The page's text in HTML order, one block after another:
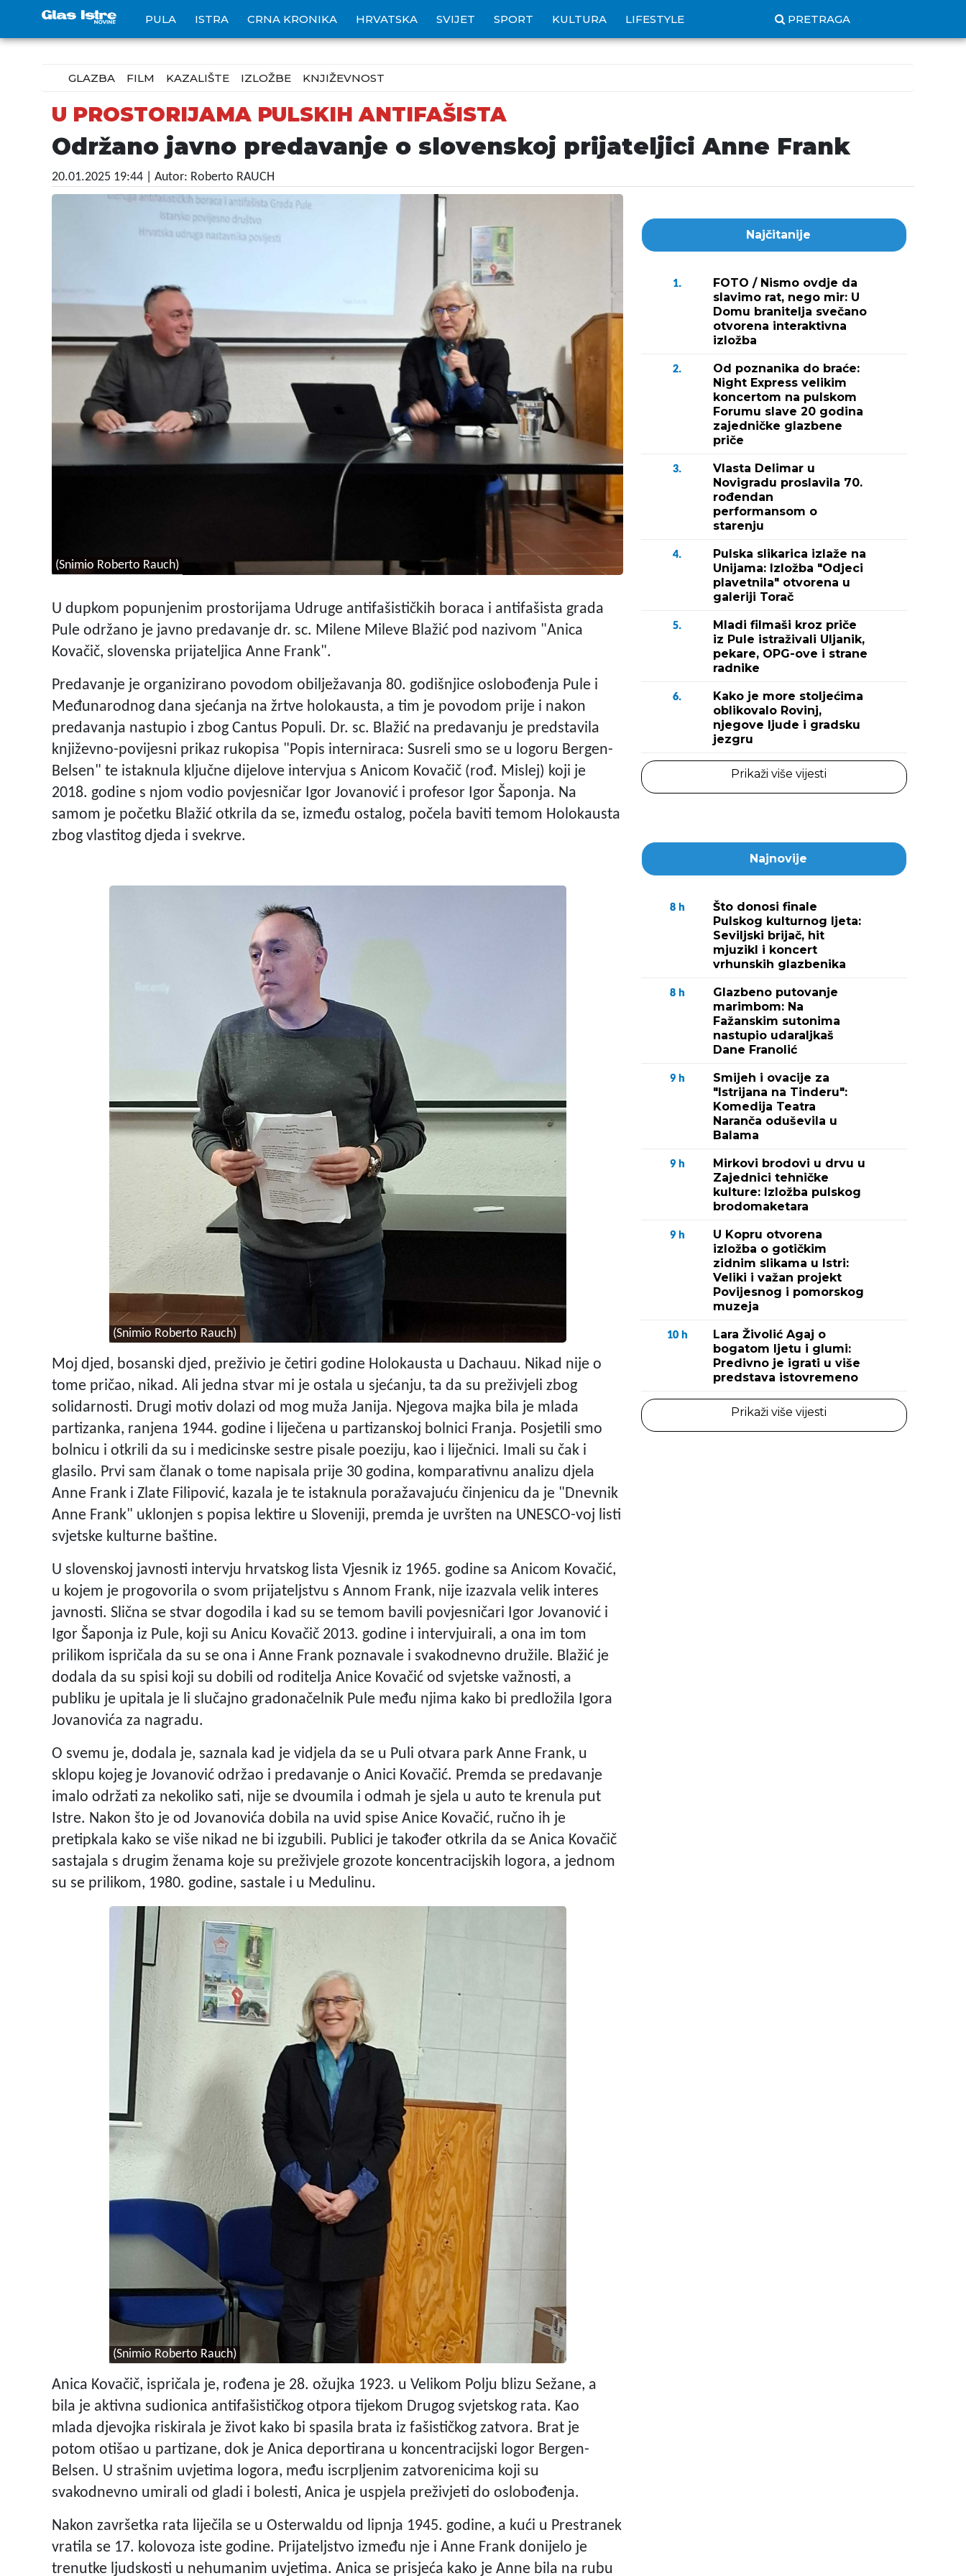
PULA ISTRA CRNA KRONIKA HRVATSKA SVIJET SPORT KULTURA LIFESTYLE PRETRAGA
GLAZBA FILM KAZALIŠTE IZLOŽBE KNJIŽEVNOST
U PROSTORIJAMA PULSKIH ANTIFAŠISTA
Održano javno predavanje o slovenskoj prijateljici Anne Frank
20.01.2025 19:44 | Autor: Roberto RAUCH
(Snimio Roberto Rauch)
U dupkom popunjenim prostorijama Udruge antifašističkih boraca i antifašista grada
Pule održano je javno predavanje dr. sc. Milene Mileve Blažić pod nazivom "Anica
Kovačič, slovenska prijateljica Anne Frank".
Predavanje je organizirano povodom obilježavanja 80. godišnjice oslobođenja Pule i
Međunarodnog dana sjećanja na žrtve holokausta, a tim je povodom prije i nakon
predavanja nastupio i zbog Cantus Populi. Dr. sc. Blažić na predavanju je predstavila
književno-povijesni prikaz rukopisa "Popis interniraca: Susreli smo se u logoru Bergen-
Belsen" te istaknula ključne dijelove intervjua s Anicom Kovačič (rođ. Mislej) koji je
2018. godine s njom vodio povjesničar Igor Jovanović i profesor Igor Šaponja. Na
samom je početku Blažić otkrila da se, između ostalog, počela baviti temom Holokausta
zbog vlastitog djeda i svekrve.
(Snimio Roberto Rauch)
Moj djed, bosanski djed, preživio je četiri godine Holokausta u Dachauu. Nikad nije o
tome pričao, nikad. Ali jedna stvar mi je ostala u sjećanju, ta da su preživjeli zbog
solidarnosti. Drugi motiv dolazi od mog muža Janija. Njegova majka bila je mlada
partizanka, ranjena 1944. godine i liječena u partizanskoj bolnici Franja. Posjetili smo
bolnicu i otkrili da su i medicinske sestre pisale poeziju, kao i liječnici. Imali su čak i
glasilo. Prvi sam članak o tome napisala prije 30 godina, komparativnu analizu djela
Anne Frank i Zlate Filipović, kazala je te istaknula poražavajuću činjenicu da je "Dnevnik
Anne Frank" uklonjen s popisa lektire u Sloveniji, premda je uvršten na UNESCO-voj listi
svjetske kulturne baštine.
U slovenskoj javnosti intervju hrvatskog lista Vjesnik iz 1965. godine sa Anicom Kovačić,
u kojem je progovorila o svom prijateljstvu s Annom Frank, nije izazvala velik interes
javnosti. Slična se stvar dogodila i kad su se temom bavili povjesničari Igor Jovanović i
Igor Šaponja iz Pule, koji su Anicu Kovačič 2013. godine i intervjuirali, a ona im tom
prilikom ispričala da su se ona i Anne Frank poznavale i svakodnevno družile. Blažić je
dodala da su spisi koji su dobili od roditelja Anice Kovačić od svjetske važnosti, a
publiku je upitala je li slučajno gradonačelnik Pule među njima kako bi predložila Igora
Jovanovića za nagradu.
O svemu je, dodala je, saznala kad je vidjela da se u Puli otvara park Anne Frank, u
sklopu kojeg je Jovanović održao i predavanje o Anici Kovačić. Premda se predavanje
imalo održati za nekoliko sati, nije se dvoumila i odmah je sjela u auto te krenula put
Istre. Nakon što je od Jovanovića dobila na uvid spise Anice Kovačić, ručno ih je
pretipkala kako se više nikad ne bi izgubili. Publici je također otkrila da se Anica Kovačič
sastajala s drugim ženama koje su preživjele grozote koncentracijskih logora, a jednom
su se prilikom, 1980. godine, sastale i u Medulinu.
(Snimio Roberto Rauch)
Anica Kovačič, ispričala je, rođena je 28. ožujka 1923. u Velikom Polju blizu Sežane, a
bila je aktivna sudionica antifašističkog otpora tijekom Drugog svjetskog rata. Kao
mlada djevojka riskirala je život kako bi spasila brata iz fašističkog zatvora. Brat je
potom otišao u partizane, dok je Anica deportirana u koncentracijski logor Bergen-
Belsen. U strašnim uvjetima logora, među iscrpljenim zatvorenicima koji su
svakodnevno umirali od gladi i bolesti, Anica je uspjela preživjeti do oslobođenja.
Nakon završetka rata liječila se u Osterwaldu od lipnja 1945. godine, a kući u Prestranek
vratila se 17. kolovoza iste godine. Prijateljstvo između nje i Anne Frank donijelo je
trenutke ljudskosti u nehumanim uvjetima. Anica se prisjeća kako je Anne bila na rubu
Najčitanije
1.
FOTO / Nismo ovdje da
slavimo rat, nego mir: U
Domu branitelja svečano
otvorena interaktivna
izložba
2.
Od poznanika do braće:
Night Express velikim
koncertom na pulskom
Forumu slave 20 godina
zajedničke glazbene
priče
3.
Vlasta Delimar u
Novigradu proslavila 70.
rođendan
performansom o
starenju
4.
Pulska slikarica izlaže na
Unijama: Izložba "Odjeci
plavetnila" otvorena u
galeriji Torač
5.
Mladi filmaši kroz priče
iz Pule istraživali Uljanik,
pekare, OPG-ove i strane
radnike
6.
Kako je more stoljećima
oblikovalo Rovinj,
njegove ljude i gradsku
jezgru
Prikaži više vijesti
Najnovije
8 h
Što donosi finale
Pulskog kulturnog ljeta:
Seviljski brijač, hit
mjuzikl i koncert
vrhunskih glazbenika
8 h
Glazbeno putovanje
marimbom: Na
Fažanskim sutonima
nastupio udaraljkaš
Dane Franolić
9 h
Smijeh i ovacije za
"Istrijana na Tinderu":
Komedija Teatra
Naranča oduševila u
Balama
9 h
Mirkovi brodovi u drvu u
Zajednici tehničke
kulture: Izložba pulskog
brodomaketara
9 h
U Kopru otvorena
izložba o gotičkim
zidnim slikama u Istri:
Veliki i važan projekt
Povijesnog i pomorskog
muzeja
10 h
Lara Živolić Agaj o
bogatom ljetu i glumi:
Predivno je igrati u više
predstava istovremeno
Prikaži više vijesti